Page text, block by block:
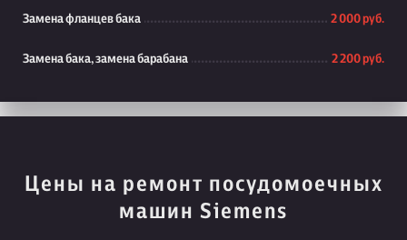
Замена фланцев бака 2 000 руб.
Замена бака, замена барабана 2 200 руб.
Цены на ремонт посудомоечных
машин Siemens